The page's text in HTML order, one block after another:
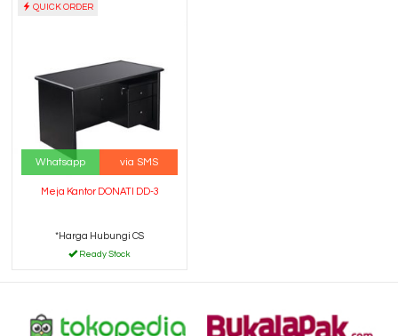
QUICK ORDER
Whatsapp via SMS
Meja Kantor DONATI DD-3
*Harga Hubungi CS
Ready Stock